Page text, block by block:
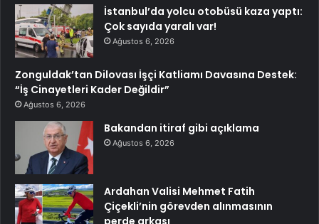
İstanbul’da yolcu otobüsü kaza yaptı:
Çok sayıda yaralı var!
Ağustos 6, 2026
Zonguldak’tan Dilovası İşçi Katliamı Davasına Destek:
“İş Cinayetleri Kader Değildir”
Ağustos 6, 2026
Bakandan itiraf gibi açıklama
Ağustos 6, 2026
Ardahan Valisi Mehmet Fatih
Çiçekli’nin görevden alınmasının
perde arkası